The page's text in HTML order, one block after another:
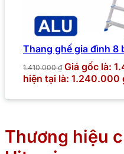
Thang ghế gia đình 8
1.410.000₫ Giá gốc là:
hiện tại là: 1.240.000
Thương hiệu